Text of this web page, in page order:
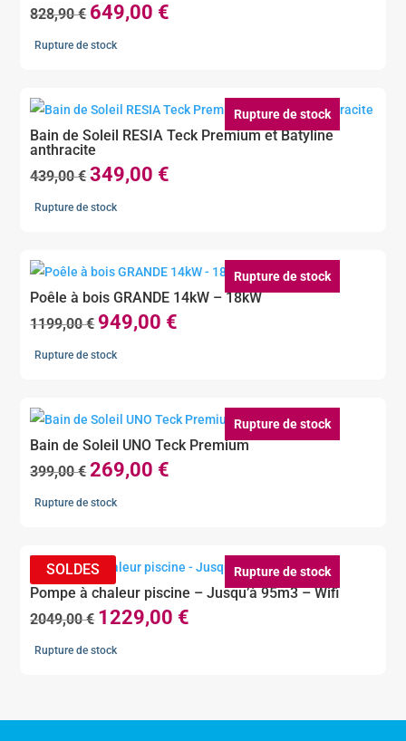
828,90€ Le
prix
828,90 €.
649,00 €
649,00 €.
Rupture de stock
Rupture de stock
Bain de Soleil RESIA Teck Premium et Batyline
anthracite
439,00€Le
prix
439,00 €.
349,00 €
349,00 €.
Rupture de stock
Rupture de stock
Poêle à bois GRANDE 14kW – 18kW
1199,00€ Le
prix
1199,00 €.
949,00 €
949,00 €.
Rupture de stock
Rupture de stock
Bain de Soleil UNO Teck Premium
399,00€Le
prix
399,00 €.
269,00 €
269,00 €.
Rupture de stock
Rupture de stock
Pompe à chaleur piscine – Jusqu’à 95m3 – Wifi
2049,00€ Le
prix
1229,00 €
Rupture de stock